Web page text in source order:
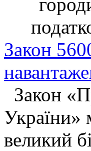
Закон
Закон
України»
великий